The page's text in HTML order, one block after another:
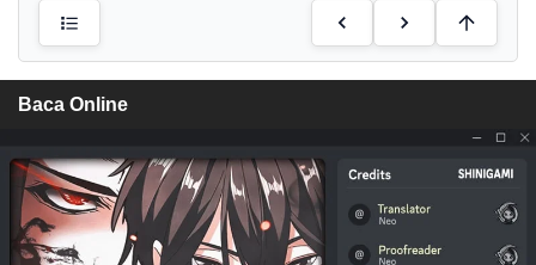
Baca Online